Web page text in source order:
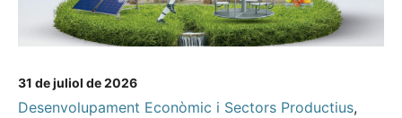
31 de juliol de 2026
Desenvolupament Econòmic i Sectors Productius,